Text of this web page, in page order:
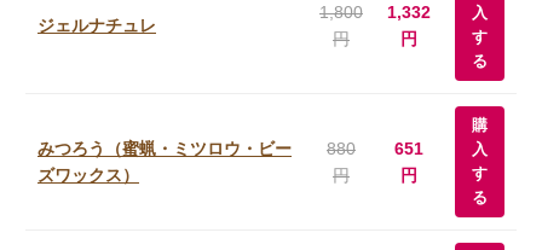
ジェルナチュレ
1,800
円
1,332
円
入
す
る
みつろう（蜜蝋・ミツロウ・ビー
ズワックス）
880
円
651
円
購
入
す
る